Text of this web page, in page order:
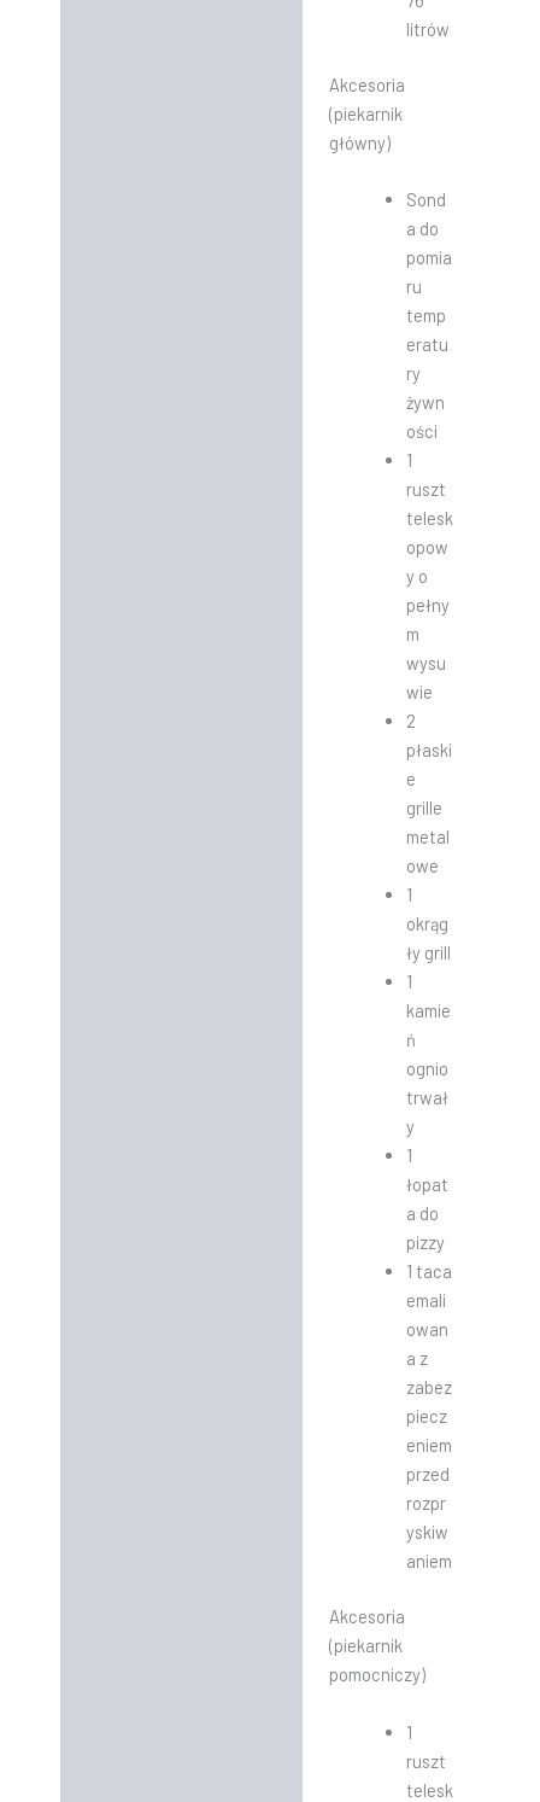
litrów
Akcesoria
(piekarnik
główny)
Sond
a do
pomia
ru
temp
eratu
ry
żywn
ości
1
ruszt
telesk
opow
y o
pełny
m
wysu
wie
2
płaski
e
grille
metal
owe
1
okrąg
ły grill
1
kamie
ń
ognio
trwał
y
1
łopat
a do
pizzy
1 taca
emali
owan
a z
zabez
piecz
eniem
przed
rozpr
yskiw
aniem
Akcesoria
(piekarnik
pomocniczy)
1
ruszt
telesk